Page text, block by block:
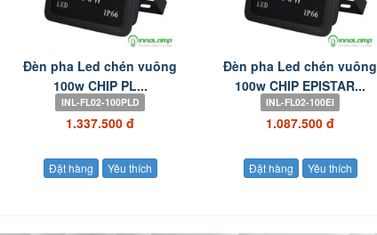
Đèn pha Led chén vuông
100w CHIP PL...
INL-FL02-100PLD
1.337.500 đ
Đặt hàng Yêu thích
Đèn pha Led chén vuông
100w CHIP EPISTAR...
INL-FL02-100EI
1.087.500 đ
Đặt hàng Yêu thích